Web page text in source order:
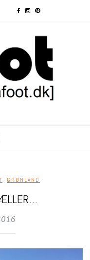
GRØNLAND